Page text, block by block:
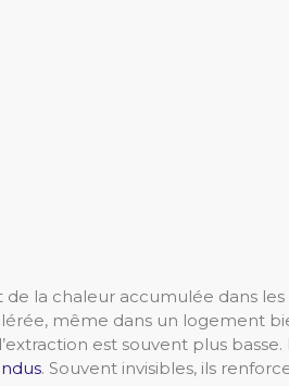
la chaleur accumulée dans les
même dans un logement
est souvent plus basse.
. Souvent invisibles, ils